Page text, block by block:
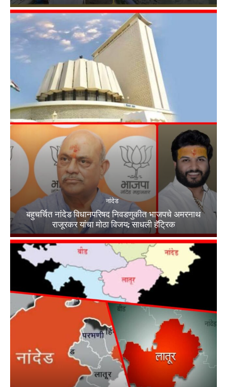
नांदेड
बहुचर्चित नांदेड विधानपरिषद निवडणुकीत भाजपचे अमरनाथ
राजूरकर यांचा मोठा विजय; साधली हॅट्रिक